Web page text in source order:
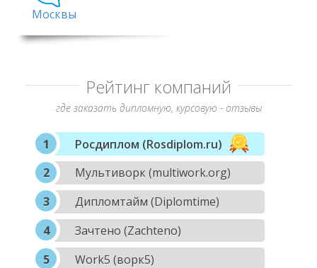
Москвы
Рейтинг компаний
где заказать дипломную, курсовую - отзывы
Росдиплом (Rosdiplom.ru)
Мультиворк (multiwork.org)
Дипломтайм (Diplomtime)
Зачтено (Zachteno)
Work5 (ворк5)